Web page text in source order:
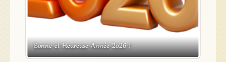
Bonne et Heureuse Année 2026 !